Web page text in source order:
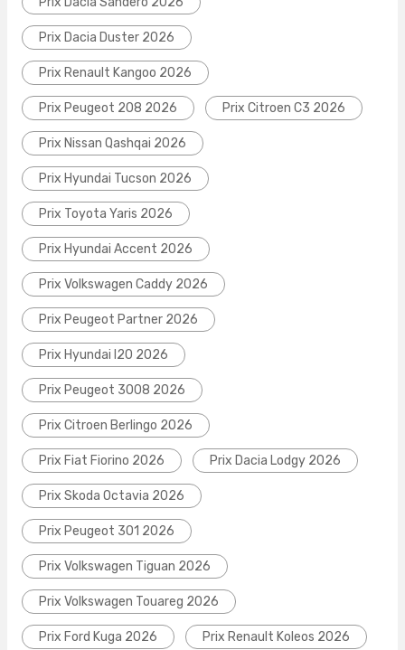
Prix Dacia Duster 2026
Prix Renault Kangoo 2026
Prix Peugeot 208 2026 Prix Citroen C3 2026
Prix Nissan Qashqai 2026
Prix Hyundai Tucson 2026
Prix Toyota Yaris 2026
Prix Hyundai Accent 2026
Prix Volkswagen Caddy 2026
Prix Peugeot Partner 2026
Prix Hyundai I20 2026
Prix Peugeot 3008 2026
Prix Citroen Berlingo 2026
Prix Fiat Fiorino 2026 Prix Dacia Lodgy 2026
Prix Skoda Octavia 2026
Prix Peugeot 301 2026
Prix Volkswagen Tiguan 2026
Prix Volkswagen Touareg 2026
Prix Ford Kuga 2026 Prix Renault Koleos 2026